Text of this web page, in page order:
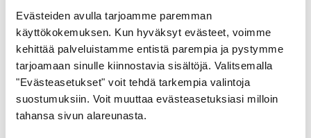
Evästeiden avulla tarjoamme paremman
käyttökokemuksen. Kun hyväksyt evästeet, voimme
kehittää palveluistamme entistä parempia ja pystymme
tarjoamaan sinulle kiinnostavia sisältöjä. Valitsemalla
"Evästeasetukset" voit tehdä tarkempia valintoja
suostumuksiin. Voit muuttaa evästeasetuksiasi milloin
tahansa sivun alareunasta.
86,00€ (+ alv)
LISÄÄ OSTOSKORIIN
KAIKKI KIRJAT